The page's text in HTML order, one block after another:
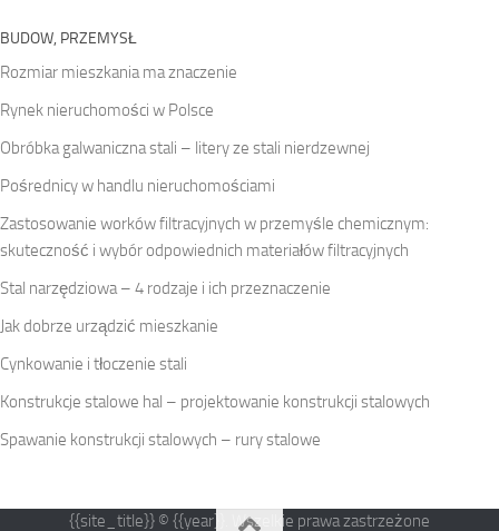
BUDOW, PRZEMYSŁ
Rozmiar mieszkania ma znaczenie
Rynek nieruchomości w Polsce
Obróbka galwaniczna stali – litery ze stali nierdzewnej
Pośrednicy w handlu nieruchomościami
Zastosowanie worków filtracyjnych w przemyśle chemicznym:
skuteczność i wybór odpowiednich materiałów filtracyjnych
Stal narzędziowa – 4 rodzaje i ich przeznaczenie
Jak dobrze urządzić mieszkanie
Cynkowanie i tłoczenie stali
Konstrukcje stalowe hal – projektowanie konstrukcji stalowych
Spawanie konstrukcji stalowych – rury stalowe
{{site_title}} © {{year}}. Wszelkie prawa zastrzeżone